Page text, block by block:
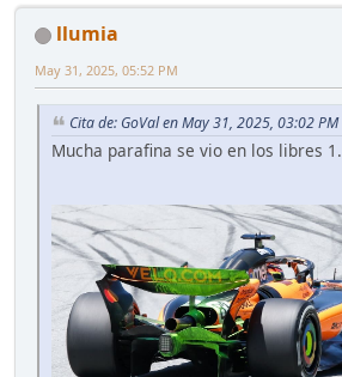
llumia
May 31, 2025, 05:52 PM
Cita de: GoVal en May 31, 2025, 03:02 PM
Mucha parafina se vio en los libres 1.